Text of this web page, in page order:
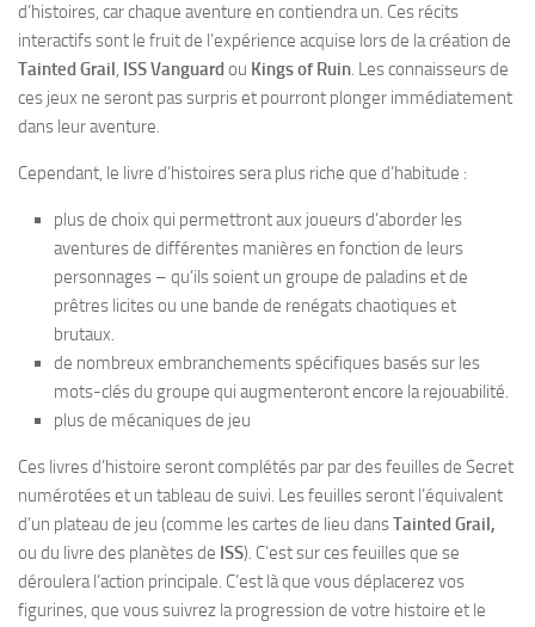
d’histoires, car chaque aventure en contiendra un. Ces récits
interactifs sont le fruit de l’expérience acquise lors de la création de
Tainted Grail, ISS Vanguard ou Kings of Ruin. Les connaisseurs de
ces jeux ne seront pas surpris et pourront plonger immédiatement
dans leur aventure.
Cependant, le livre d’histoires sera plus riche que d’habitude :
plus de choix qui permettront aux joueurs d’aborder les
aventures de différentes manières en fonction de leurs
personnages – qu’ils soient un groupe de paladins et de
prêtres licites ou une bande de renégats chaotiques et
brutaux.
de nombreux embranchements spécifiques basés sur les
mots-clés du groupe qui augmenteront encore la rejouabilité.
plus de mécaniques de jeu
Ces livres d’histoire seront complétés par par des feuilles de Secret
numérotées et un tableau de suivi. Les feuilles seront l’équivalent
d’un plateau de jeu (comme les cartes de lieu dansTainted Grail,
ou du livre des planètes de ISS). C’est sur ces feuilles que se
déroulera l’action principale. C’est là que vous déplacerez vos
figurines, que vous suivrez la progression de votre histoire et le